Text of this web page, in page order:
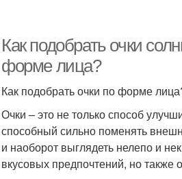
Как подобрать очки
форме лица?
Как подобрать очки по форме
Очки – это не только способ
способный сильно поменять
и наоборот выглядеть нелепо и
вкусовых предпочтений, но также